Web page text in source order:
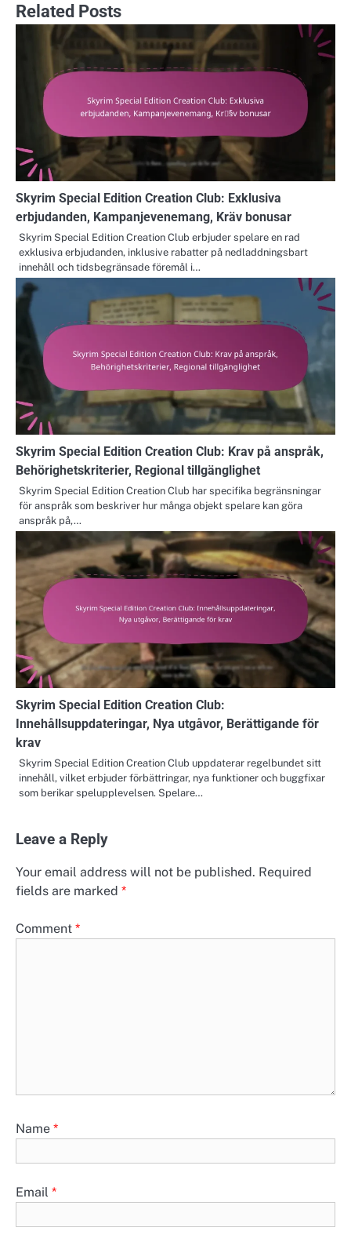
Related Posts
Skyrim Special Edition Creation Club: Exklusiva
erbjudanden, Kampanjevenemang, Kräv bonusar
Skyrim Special Edition Creation Club erbjuder spelare en rad
exklusiva erbjudanden, inklusive rabatter på nedladdningsbart
innehåll och tidsbegränsade föremål i…
Skyrim Special Edition Creation Club: Krav på anspråk,
Behörighetskriterier, Regional tillgänglighet
Skyrim Special Edition Creation Club har specifika begränsningar
för anspråk som beskriver hur många objekt spelare kan göra
anspråk på,…
Skyrim Special Edition Creation Club:
Innehållsuppdateringar, Nya utgåvor, Berättigande för
krav
Skyrim Special Edition Creation Club uppdaterar regelbundet sitt
innehåll, vilket erbjuder förbättringar, nya funktioner och buggfixar
som berikar spelupplevelsen. Spelare…
Leave a Reply
Your email address will not be published. Required
fields are marked *
Comment *
Name *
Email *